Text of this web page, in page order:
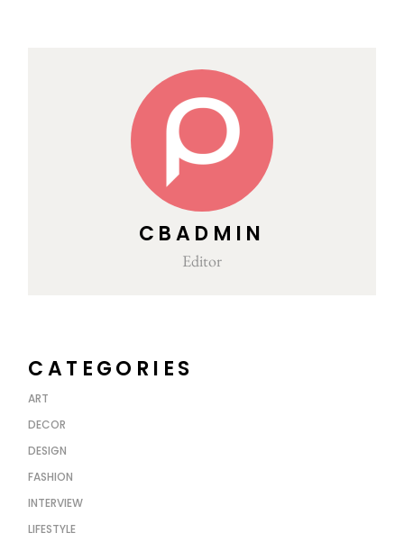
CBADMIN
Editor
CATEGORIES
ART
DECOR
DESIGN
FASHION
INTERVIEW
LIFESTYLE